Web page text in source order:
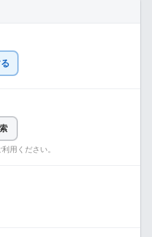
用ください。